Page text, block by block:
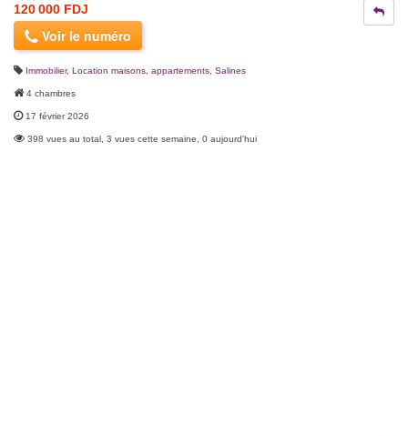
120 000 FDJ
Voir le numéro
Immobilier, Location maisons, appartements Salines
4 chambres
17 février 2026
398 vues au total, 3 vues cette semaine, 0 aujourd'hui